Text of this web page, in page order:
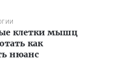
клетки мышц
как
нюанс